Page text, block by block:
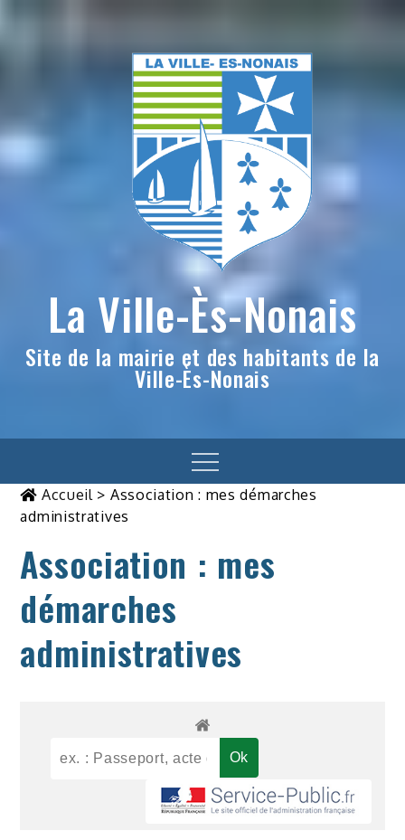
La Ville-Ès-Nonais
Site de la mairie et des habitants de la
Ville-Ès-Nonais
Menu
Accueil> Association : mes démarches
administratives
Association : mes
démarches
administratives